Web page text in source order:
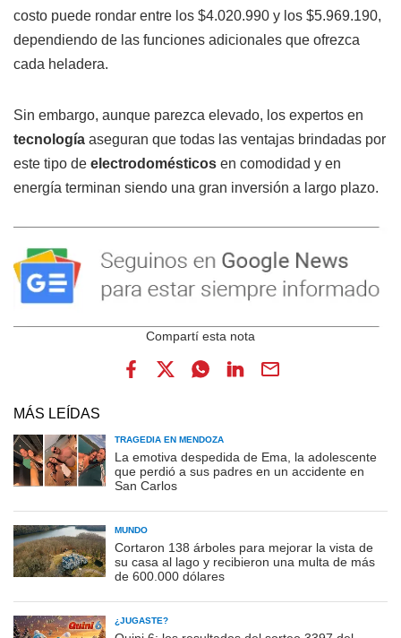
costo puede rondar entre los $4.020.990 y los $5.969.190,
dependiendo de las funciones adicionales que ofrezca
cada heladera.
Sin embargo, aunque parezca elevado, los expertos en
tecnología aseguran que todas las ventajas brindadas por
este tipo de electrodomésticos en comodidad y en
energía terminan siendo una gran inversión a largo plazo.
MÁS LEÍDAS
TRAGEDIA EN MENDOZA
La emotiva despedida de Ema, la adolescente
que perdió a sus padres en un accidente en
San Carlos
MUNDO
Cortaron 138 árboles para mejorar la vista de
su casa al lago y recibieron una multa de más
de 600.000 dólares
¿JUGASTE?